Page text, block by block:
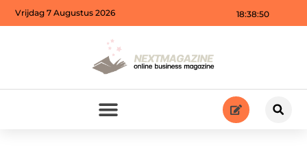
18:38:51
Vrijdag 7 Augustus 2026